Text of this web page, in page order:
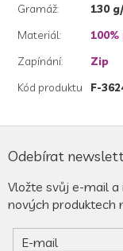
Gramáž:
130
Materiál:
Zapínání:
Zip
Kód produktu
F-
á
a
Odebírat
Vložte svůj e-mail
nových produktech
E-mail